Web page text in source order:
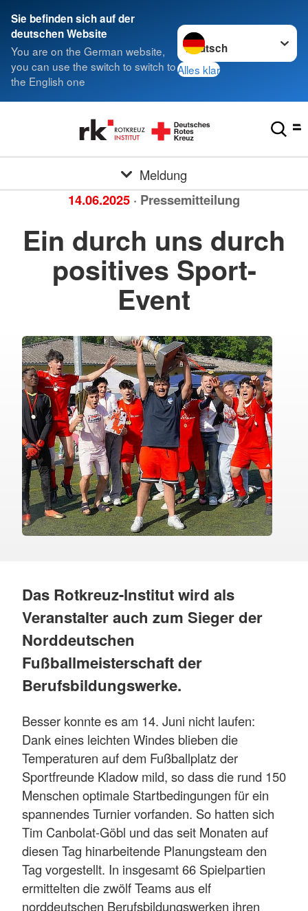
Sie befinden sich auf der
deutschen Website
You are on the German website,
you can use the switch to switch to
the English one
Sprache wechseln zu
Alles klar
Meldung
14.06.2025 · Pressemitteilung
Ein durch uns durch
positives Sport-
Event
Das Rotkreuz-Institut wird als
Veranstalter auch zum Sieger der
Norddeutschen
Fußballmeisterschaft der
Berufsbildungswerke.
Besser konnte es am 14. Juni nicht laufen:
Dank eines leichten Windes blieben die
Temperaturen auf dem Fußballplatz der
Sportfreunde Kladow mild, so dass die rund 150
Menschen optimale Startbedingungen für ein
spannendes Turnier vorfanden. So hatten sich
Tim Canbolat-Göbl und das seit Monaten auf
diesen Tag hinarbeitende Planungsteam den
Tag vorgestellt. In insgesamt 66 Spielpartien
ermittelten die zwölf Teams aus elf
norddeutschen Berufsbildungswerken ihren